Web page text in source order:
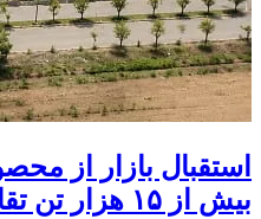
استقبال بازار از
بیش از ۱۵ هزار تن تقاضا در بورس کالا